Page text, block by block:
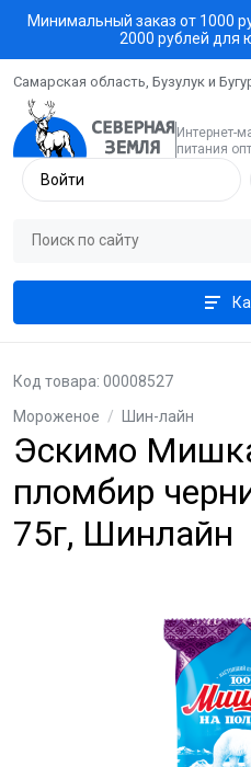
Минимальный заказ от 1000
2000 рублей для
Самарская область, Бузулук и
Интернет-
питания
Войти
Мороженое / Шин-лайн
Эскимо
пломбир
75г, Шинлайн
Код товара: 00008527